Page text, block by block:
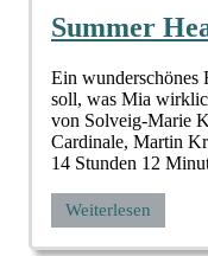
Summer
Ein wunderschönes
soll, was Mia
von Solveig-Marie
Cardinale, Martin
14 Stunden 12
Weiterlesen